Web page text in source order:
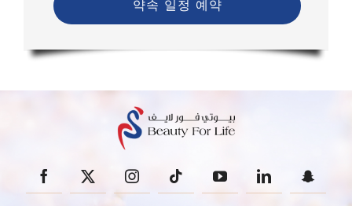
약속 일정 예약